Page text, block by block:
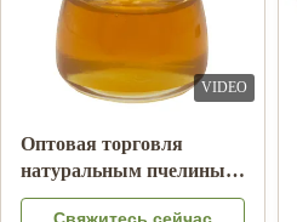
VIDEO
Оптовая торговля
натуральным пчелиным
медом Сидрный мед